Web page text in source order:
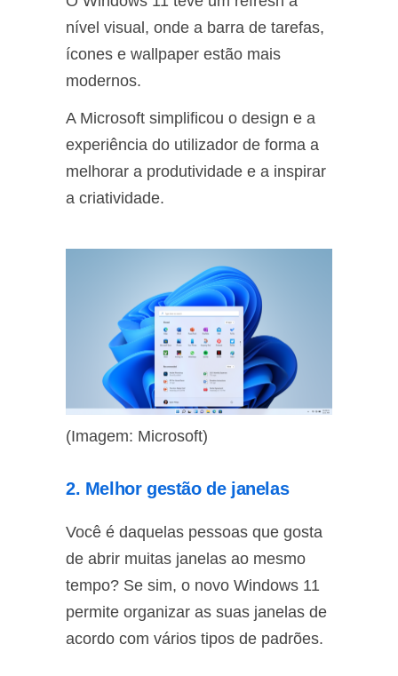
nível visual, onde a barra de tarefas,
ícones e wallpaper estão mais
modernos.
A Microsoft simplificou o design e a
experiência do utilizador de forma a
melhorar a produtividade e a inspirar
a criatividade.
(Imagem: Microsoft)
2. Melhor gestão de janelas
Você é daquelas pessoas que gosta
de abrir muitas janelas ao mesmo
tempo? Se sim, o novo Windows 11
permite organizar as suas janelas de
acordo com vários tipos de padrões.